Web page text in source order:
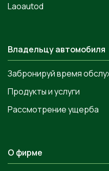
Laoautod
Владельцу автомобиля
Забронируй время
Продукты и услуги
Рассмотрение ущерба
О фирме